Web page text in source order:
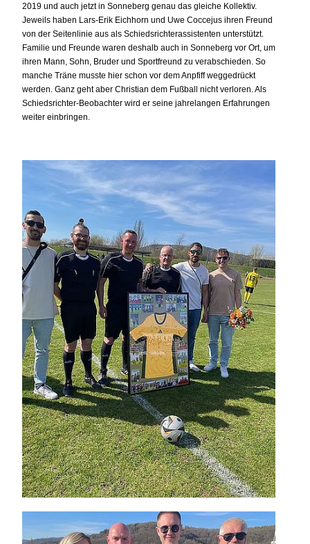
2019 und auch jetzt in Sonneberg genau das gleiche Kollektiv.
Jeweils haben Lars-Erik Eichhorn und Uwe Coccejus ihren Freund
von der Seitenlinie aus als Schiedsrichterassistenten unterstützt.
Familie und Freunde waren deshalb auch in Sonneberg vor Ort, um
ihren Mann, Sohn, Bruder und Sportfreund zu verabschieden. So
manche Träne musste hier schon vor dem Anpfiff weggedrückt
werden. Ganz geht aber Christian dem Fußball nicht verloren. Als
Schiedsrichter-Beobachter wird er seine jahrelangen Erfahrungen
weiter einbringen.